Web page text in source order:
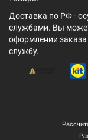
Доставка по РФ -
службами. Вы
оформлении
службу.